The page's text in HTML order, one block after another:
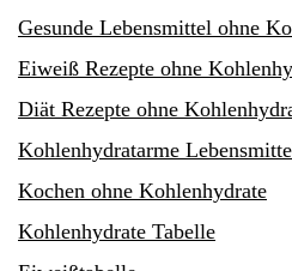
Gesunde Lebensmittel ohne
Eiweiß Rezepte ohne
Diät Rezepte ohne
Kohlenhydratarme
Kochen ohne Kohlenhydrate
Kohlenhydrate Tabelle